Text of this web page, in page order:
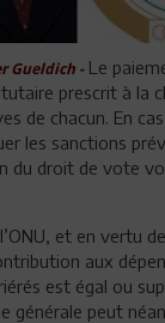
Gueldich -Le
prescrit à la
de chacun. En
les sanctions
du droit de vote
et en vertu
aux
est égal ou
générale peut